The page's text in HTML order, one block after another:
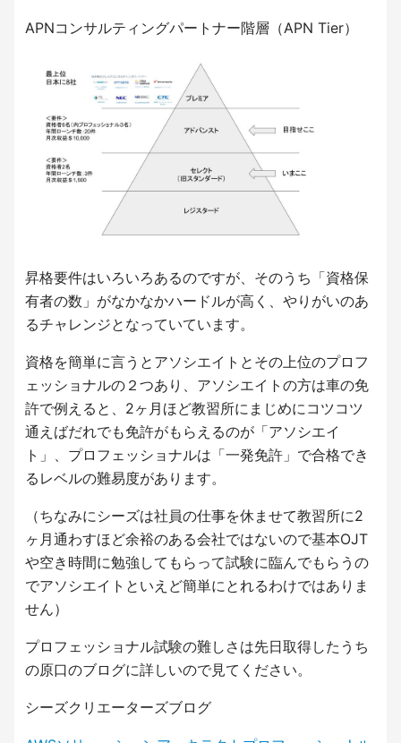
APNコンサルティングパートナー階層（APN Tier）
昇格要件はいろいろあるのですが、そのうち「資格保
有者の数」がなかなかハードルが高く、やりがいのあ
るチャレンジとなっていています。
資格を簡単に言うとアソシエイトとその上位のプロフ
ェッショナルの２つあり、アソシエイトの方は車の免
許で例えると、2ヶ月ほど教習所にまじめにコツコツ
通えばだれでも免許がもらえるのが「アソシエイ
ト」、プロフェッショナルは「一発免許」で合格でき
るレベルの難易度があります。
（ちなみにシーズは社員の仕事を休ませて教習所に2
ヶ月通わすほど余裕のある会社ではないので基本OJT
や空き時間に勉強してもらって試験に臨んでもらうの
でアソシエイトといえど簡単にとれるわけではありま
せん）
プロフェッショナル試験の難しさは先日取得したうち
の原口のブログに詳しいので見てください。
シーズクリエーターズブログ